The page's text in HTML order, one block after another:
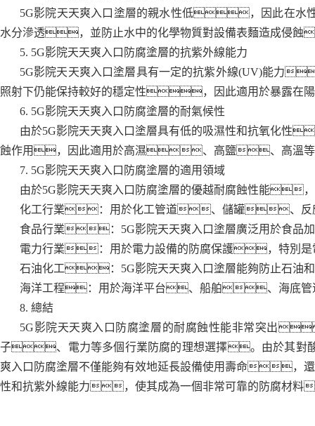
5G影院天天爽入口塗層的親水性低，因此在水
水分滲透，並防止水中的化學物質對設備表麵造成侵
5. 5G影院天天爽入口防腐塗層的抗紫外線能力
5G影院天天爽入口塗層具有一定的抗紫外線(UV)能力
照射下仍能保持較好的穩定性，因此適用於暴露
6. 5G影院天天爽入口防腐塗層的耐氣候性
由於5G影院天天爽入口塗層具有低的吸濕性和抗氧化
蝕作用，因此適用於高濕、高鹽、高溫
7. 5G影院天天爽入口防腐塗層的適用領域
由於5G影院天天爽入口防腐塗層的優越耐腐蝕性能
化工行業：用於化工管道、儲罐、
食品行業：5G影院天天爽入口塗層廣泛用於食
電力行業：用於電力設備的防腐保護，特別
石油化工：5G影院天天爽入口塗層能夠防止石
海洋工程：用於海洋平台、船舶、海底
8. 總結
5G影院天天爽入口防腐塗層的耐腐蝕性能非常突
子、電力等多個行業防腐的理想選擇。由於其
爽入口防腐塗層不僅能夠有效地延長設備使用壽命
性和抗紫外線能力，使其成為一個非常可靠的防腐材